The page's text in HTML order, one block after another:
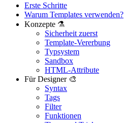
Erste Schritte
Warum Templates verwenden?
Konzepte ⚗️
Sicherheit zuerst
Template-Vererbung
Typsystem
Sandbox
HTML-Attribute
Für Designer 🎨
Syntax
Tags
Filter
Funktionen